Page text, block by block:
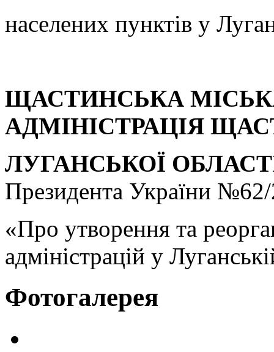
населених пунктів у
ЩАСТИНСЬКА
АДМІНІСТРАЦІЯ
ЛУГАНСЬКОЇ
Президента України
«Про утворення та
адміністрацій у
Фотогалерея